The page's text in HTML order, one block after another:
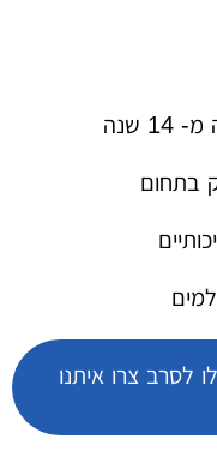
שנה
בתחום
לסרב צרו איתנו